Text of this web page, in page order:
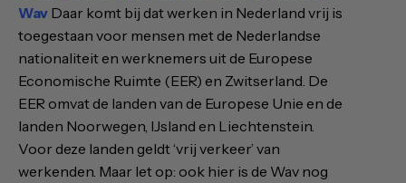
Wav Daar komt bij dat werken in Nederland vrij is
toegestaan voor mensen met de Nederlandse
nationaliteit en werknemers uit de Europese
Economische Ruimte (EER) en Zwitserland. De
EER omvat de landen van de Europese Unie en de
landen Noorwegen, IJsland en Liechtenstein.
Voor deze landen geldt ‘vrij verkeer’ van
werkenden. Maar let op: ook hier is de Wav nog